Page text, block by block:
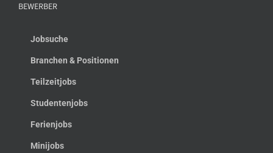
BEWERBER
Jobsuche
Branchen & Positionen
Teilzeitjobs
Studentenjobs
Ferienjobs
Minijobs